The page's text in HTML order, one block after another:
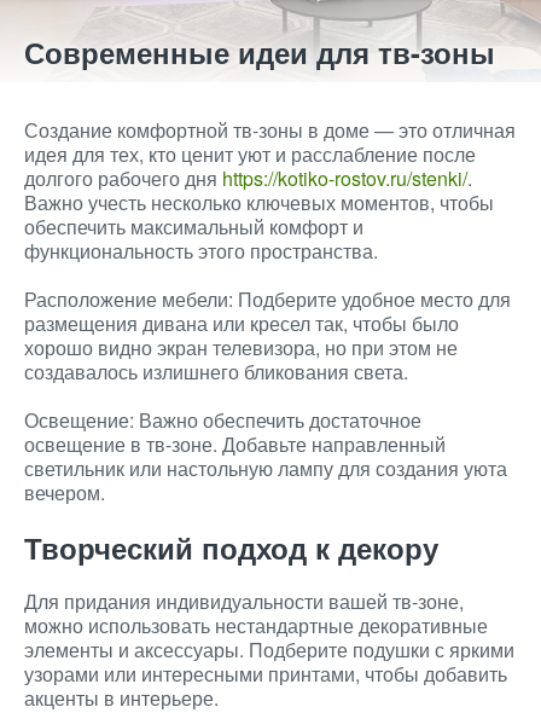
Современные идеи для тв-зоны
Создание комфортной тв-зоны в доме — это отличная
идея для тех, кто ценит уют и расслабление после
долгого рабочего дня https://kotiko-rostov.ru/stenki/.
Важно учесть несколько ключевых моментов, чтобы
обеспечить максимальный комфорт и
функциональность этого пространства.
Расположение мебели: Подберите удобное место для
размещения дивана или кресел так, чтобы было
хорошо видно экран телевизора, но при этом не
создавалось излишнего бликования света.
Освещение: Важно обеспечить достаточное
освещение в тв-зоне. Добавьте направленный
светильник или настольную лампу для создания уюта
вечером.
Творческий подход к декору
Для придания индивидуальности вашей тв-зоне,
можно использовать нестандартные декоративные
элементы и аксессуары. Подберите подушки с яркими
узорами или интересными принтами, чтобы добавить
акценты в интерьере.